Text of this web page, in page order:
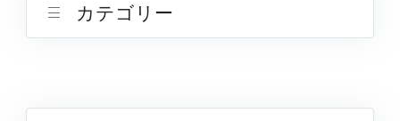
カテゴリー